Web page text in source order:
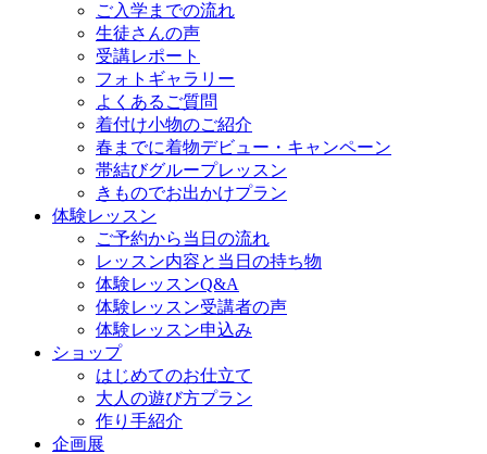
ご入学までの流れ
生徒さんの声
受講レポート
フォトギャラリー
よくあるご質問
着付け小物のご紹介
春までに着物デビュー・キャンペーン
帯結びグループレッスン
きものでお出かけプラン
体験レッスン
ご予約から当日の流れ
レッスン内容と当日の持ち物
体験レッスンQ&A
体験レッスン受講者の声
体験レッスン申込み
ショップ
はじめてのお仕立て
大人の遊び方プラン
作り手紹介
企画展